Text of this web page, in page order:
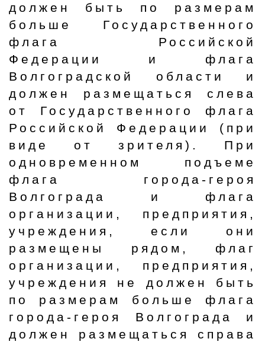
должен быть по размерам
больше Государственного
флага Российской
Федерации и флага
Волгоградской области и
должен размещаться слева
от Государственного флага
Российской Федерации (при
виде от зрителя). При
одновременном подъеме
флага города-героя
Волгограда и флага
организации, предприятия,
учреждения, если они
размещены рядом, флаг
организации, предприятия,
учреждения не должен быть
по размерам больше флага
города-героя Волгограда и
должен размещаться справа